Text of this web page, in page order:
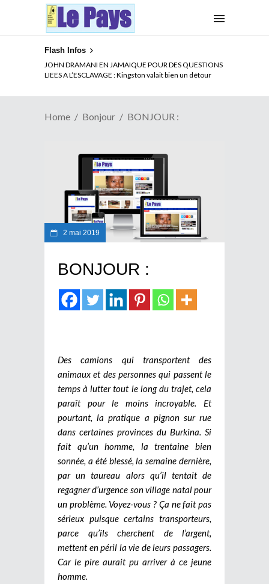
Flash Infos
JOHN DRAMANI EN JAMAIQUE POUR DES QUESTIONS
LIEES A L’ESCLAVAGE : Kingston valait bien un détour
Home Bonjour BONJOUR :
2 mai 2019
BONJOUR :
Des camions qui transportent des
animaux et des personnes qui passent le
temps à lutter tout le long du trajet, cela
paraît pour le moins incroyable. Et
pourtant, la pratique a pignon sur rue
dans certaines provinces du Burkina. Si
fait qu’un homme, la trentaine bien
sonnée, a été blessé, la semaine dernière,
par un taureau alors qu’il tentait de
regagner d’urgence son village natal pour
un problème. Voyez-vous ? Ça ne fait pas
sérieux puisque certains transporteurs,
parce qu’ils cherchent de l’argent,
mettent en péril la vie de leurs passagers.
Car le pire aurait pu arriver à ce jeune
homme.